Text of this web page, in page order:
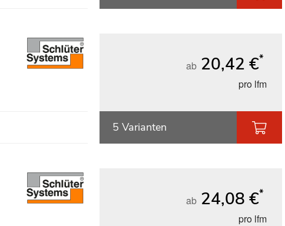
ab 20,42 €*
pro lfm
5 Varianten
ab 24,08 €*
pro lfm